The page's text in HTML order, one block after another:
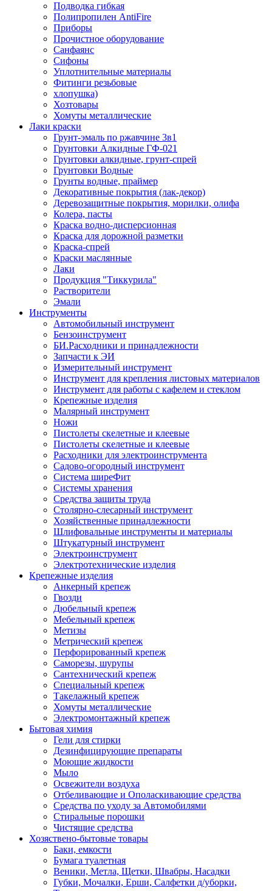
Подводка гибкая
Полипропилен AntiFire
Приборы
Прочистное оборудование
Санфаянс
Сифоны
Уплотнительные материалы
Фитинги резьбовые
хлопушка)
Хозтовары
Хомуты металлические
Лаки краски
Грунт-эмаль по ржавчине 3в1
Грунтовки Алкидные ГФ-021
Грунтовки алкидные, грунт-спрей
Грунтовки Водные
Грунты водные, праймер
Декоративные покрытия (лак-декор)
Деревозащитные покрытия, морилки, олифа
Колера, пасты
Краска водно-дисперсионная
Краска для дорожной разметки
Краска-спрей
Краски маслянные
Лаки
Продукция "Тиккурила"
Растворители
Эмали
Инструменты
Автомобильный инструмент
Бензоинструмент
БИ.Расходники и принадлежности
Запчасти к ЭИ
Измерительный инструмент
Инструмент для крепления листовых материалов
Инструмент для работы с кафелем и стеклом
Крепежные изделия
Малярный инструмент
Ножи
Пистолеты скелетные и клеевые
Пистолеты скелетные и клеевые
Расходники для электроинструмента
Садово-огородный инструмент
Система ширеФит
Системы хранения
Средства защиты труда
Столярно-слесарный инструмент
Хозяйственные принадлежности
Шлифовальные инструменты и материалы
Штукатурный инструмент
Электроинструмент
Электротехнические изделия
Крепежные изделия
Анкерный крепеж
Гвозди
Дюбельный крепеж
Мебельный крепеж
Метизы
Метрический крепеж
Перфорированный крепеж
Саморезы, шурупы
Сантехнический крепеж
Специальный крепеж
Такелажный крепеж
Хомуты металлические
Электромонтажный крепеж
Бытовая химия
Гели для стирки
Дезинфицирующие препараты
Моющие жидкости
Мыло
Освежители воздуха
Отбеливающие и Ополаскивающие средства
Средства по уходу за Автомобилями
Стиральные порошки
Чистящие средства
Хозяствено-бытовые товары
Баки, емкости
Бумага туалетная
Веники, Метла, Щетки, Швабры, Насадки
Губки, Мочалки, Ерши, Салфетки д/уборки,